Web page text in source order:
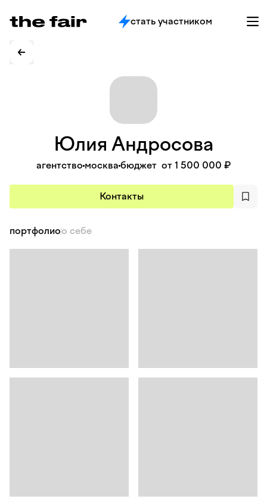
стать участником
Юлия Андросова
агентство москва бюджет от 1 500 000 ₽
Контакты
портфолиоо себе